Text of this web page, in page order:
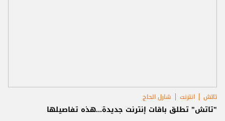
تاتش انترنت شارل الحاج
"تاتش" تطلق باقات إنترنت جديدة...هذه تفاصيلها